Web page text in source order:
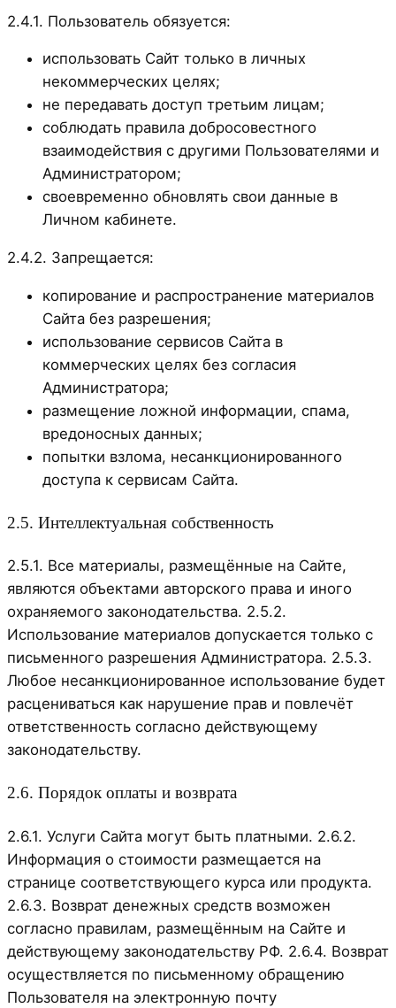
2.4.1. Пользователь обязуется:
использовать Сайт только в личных
некоммерческих целях;
не передавать доступ третьим лицам;
соблюдать правила добросовестного
взаимодействия с другими Пользователями и
Администратором;
своевременно обновлять свои данные в
Личном кабинете.
2.4.2. Запрещается:
копирование и распространение материалов
Сайта без разрешения;
использование сервисов Сайта в
коммерческих целях без согласия
Администратора;
размещение ложной информации, спама,
вредоносных данных;
попытки взлома, несанкционированного
доступа к сервисам Сайта.
2.5. Интеллектуальная собственность
2.5.1. Все материалы, размещённые на Сайте,
являются объектами авторского права и иного
охраняемого законодательства. 2.5.2.
Использование материалов допускается только с
письменного разрешения Администратора. 2.5.3.
Любое несанкционированное использование будет
расцениваться как нарушение прав и повлечёт
ответственность согласно действующему
законодательству.
2.6. Порядок оплаты и возврата
2.6.1. Услуги Сайта могут быть платными. 2.6.2.
Информация о стоимости размещается на
странице соответствующего курса или продукта.
2.6.3. Возврат денежных средств возможен
согласно правилам, размещённым на Сайте и
действующему законодательству РФ. 2.6.4. Возврат
осуществляется по письменному обращению
Пользователя на электронную почту